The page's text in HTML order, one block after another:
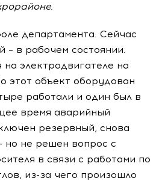
департамента. Сейчас
– в рабочем состоянии.
электродвигателе на
этот объект оборудован
работали и один был в
время аварийный
резервный, снова
но не решен вопрос с
в связи с работами по
из-за чего произошло